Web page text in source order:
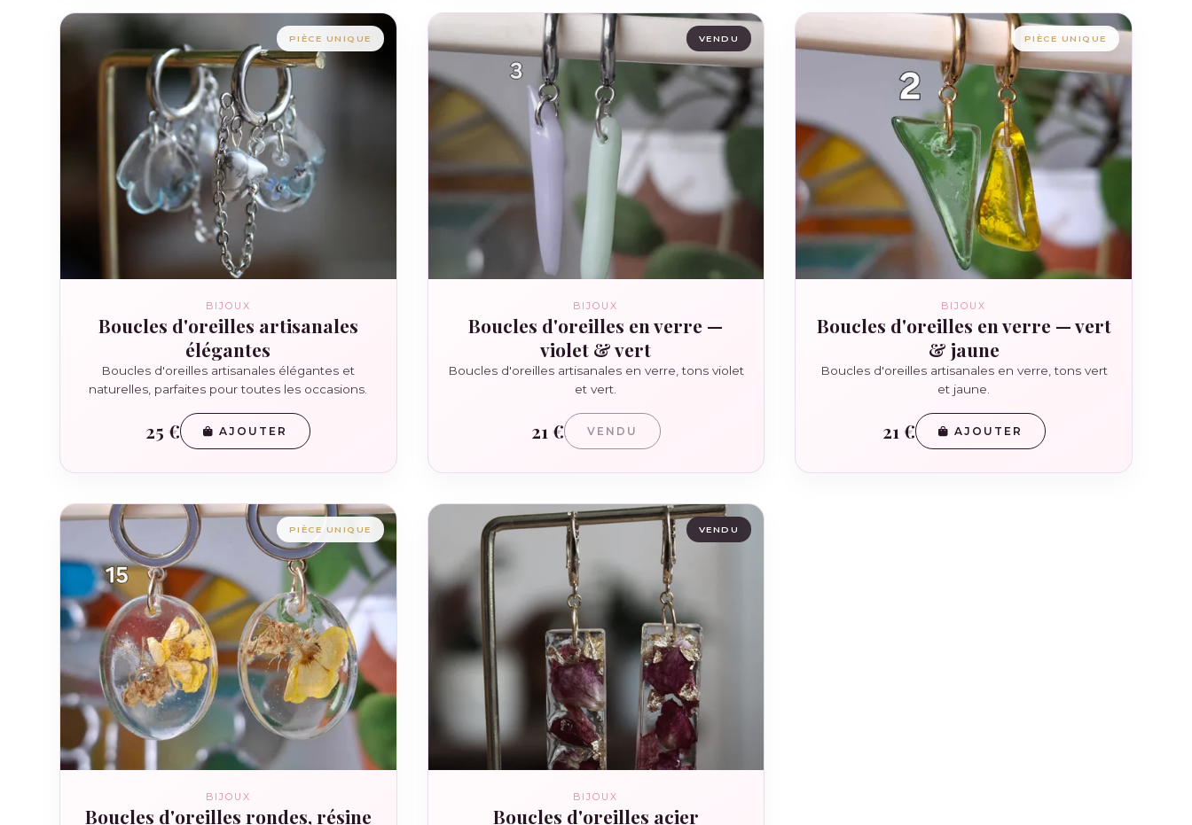
PIÈCE UNIQUE
BIJOUX
Boucles d'oreilles artisanales
élégantes
Boucles d'oreilles artisanales élégantes et
naturelles, parfaites pour toutes les occasions.
25 € AJOUTER
VENDU
BIJOUX
Boucles d'oreilles en verre —
violet & vert
Boucles d'oreilles artisanales en verre, tons violet
et vert.
21 € VENDU
PIÈCE UNIQUE
BIJOUX
Boucles d'oreilles en verre — vert
& jaune
Boucles d'oreilles artisanales en verre, tons vert
et jaune.
21 € AJOUTER
PIÈCE UNIQUE
BIJOUX
Boucles d'oreilles rondes, résine
VENDU
BIJOUX
Boucles d'oreilles acier